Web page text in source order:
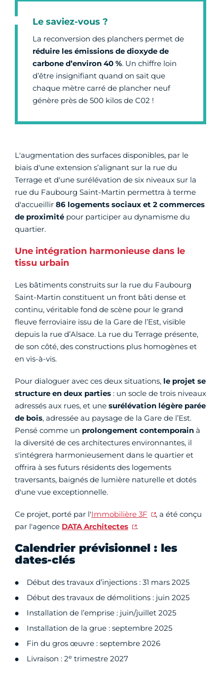
Le saviez-vous ?
La reconversion des planchers permet de
réduire les émissions de dioxyde de
carbone d’environ 40 %. Un chiffre loin
d’être insignifiant quand on sait que
chaque mètre carré de plancher neuf
génère près de 500 kilos de C02 !
L'augmentation des surfaces disponibles, par le
biais d'une extension s’alignant sur la rue du
Terrage et d'une surélévation de six niveaux sur la
rue du Faubourg Saint-Martin permettra à terme
d'accueillir 86 logements sociaux et 2 commerces
de proximité pour participer au dynamisme du
quartier.
Une intégration harmonieuse dans le
tissu urbain
Les bâtiments construits sur la rue du Faubourg
Saint-Martin constituent un front bâti dense et
continu, véritable fond de scène pour le grand
fleuve ferroviaire issu de la Gare de l’Est, visible
depuis la rue d’Alsace. La rue du Terrage présente,
de son côté, des constructions plus homogènes et
en vis-à-vis.
Pour dialoguer avec ces deux situations, le projet se
structure en deux parties : un socle de trois niveaux
adressés aux rues, et une surélévation légère parée
de bois, adressée au paysage de la Gare de l’Est.
Pensé comme un prolongement contemporain à
la diversité de ces architectures environnantes, il
s'intégrera harmonieusement dans le quartier et
offrira à ses futurs résidents des logements
traversants, baignés de lumière naturelle et dotés
d'une vue exceptionnelle.
Ce projet, porté par l'Immobilière 3F
, a été conçu
par l'agence DATA Architectes .
Calendrier prévisionnel : les
dates-clés
Début des travaux d’injections : 31 mars 2025
Début des travaux de démolitions : juin 2025
Installation de l’emprise : juin/juillet 2025
Installation de la grue : septembre 2025
Fin du gros œuvre : septembre 2026
Livraison : 2e trimestre 2027